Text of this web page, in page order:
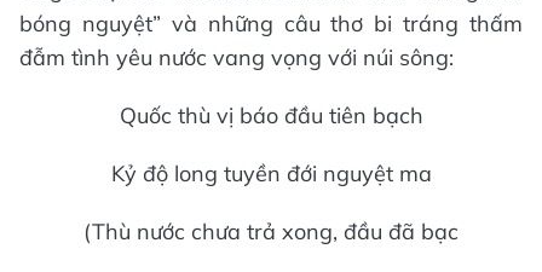
bóng nguyệt” và những câu thơ bi tráng thấm
đẫm tình yêu nước vang vọng với núi sông:
Quốc thù vị báo đầu tiên bạch
Kỷ độ long tuyền đới nguyệt ma
(Thù nước chưa trả xong, đầu đã bạc